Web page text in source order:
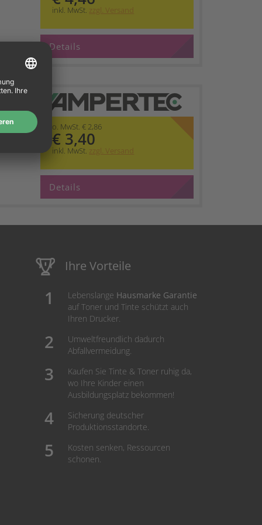
inkl. MwSt. zzgl. Versand
Details
o. MwSt. € 2,86
€ 3,40
inkl. MwSt. zzgl. Versand
Details
Ihre Vorteile
Lebenslange Hausmarke Garantie
auf Toner und Tinte schützt auch
Ihren Drucker.
Umweltfreundlich dadurch
Abfallvermeidung.
Kaufen Sie Tinte & Toner ruhig da,
wo Ihre Kinder einen
Ausbildungsplatz bekommen!
Sicherung deutscher
Produktionsstandorte.
Kosten senken, Ressourcen
schonen.